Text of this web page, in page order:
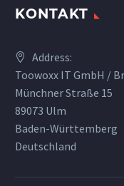
KONTAKT
Address:
Toowoxx IT GmbH /
Münchner Straße 15
89073 Ulm
Baden-Württemberg
Deutschland